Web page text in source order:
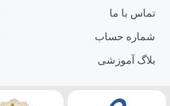
تماس با ما
شماره حساب
بلاگ آموزشی